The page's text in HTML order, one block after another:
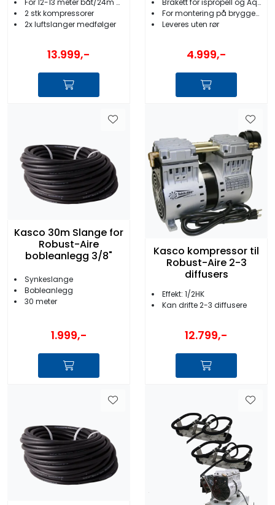
For 12-13 meter båt/24m brygge
2 stk kompressorer
2x luftslanger medfølger
13.999,-
Brakett for ispropell og AquatiClear
For montering på brygge/påle/rør
Leveres uten rør
4.999,-
Kasco 30m Slange for
Robust-Aire
bobleanlegg 3/8"
Synkeslange
Bobleanlegg
30 meter
1.999,-
Kasco kompressor til
Robust-Aire 2-3
diffusers
Effekt: 1/2HK
Kan drifte 2-3 diffusere
12.799,-